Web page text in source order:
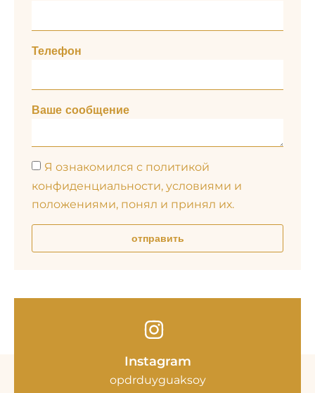
Телефон
Ваше сообщение
Я ознакомился с политикой
конфиденциальности, условиями и
положениями, понял и принял их.
отправить
Instagram
opdrduyguaksoy